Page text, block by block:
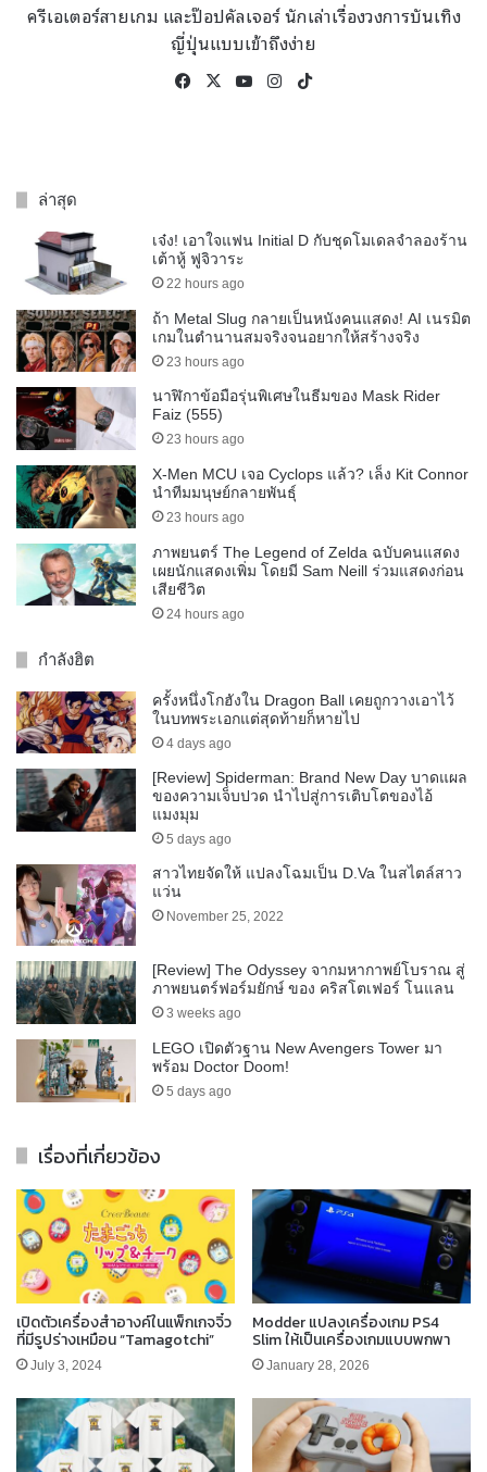
ครีเอเตอร์สายเกม และป๊อปคัลเจอร์ นักเล่าเรื่องวงการบันเทิง
ญี่ปุ่นแบบเข้าถึงง่าย
Facebook
X YouTubeInstagram
ล่าสุด
เจ๋ง! เอาใจแฟน Initial D กับชุดโมเดลจำลองร้าน
เต้าหู้ ฟูจิวาระ
22 hours ago
ถ้า Metal Slug กลายเป็นหนังคนแสดง! AI เนรมิต
เกมในตำนานสมจริงจนอยากให้สร้างจริง
23 hours ago
นาฬิกาข้อมือรุ่นพิเศษในธีมของ Mask Rider
Faiz (555)
23 hours ago
X-Men MCU เจอ Cyclops แล้ว? เล็ง Kit Connor
นำทีมมนุษย์กลายพันธุ์
23 hours ago
ภาพยนตร์ The Legend of Zelda ฉบับคนแสดง
เผยนักแสดงเพิ่ม โดยมี Sam Neill ร่วมแสดงก่อน
เสียชีวิต
24 hours ago
กำลังฮิต
ครั้งหนึ่งโกฮังใน Dragon Ball เคยถูกวางเอาไว้
ในบทพระเอกแต่สุดท้ายก็หายไป
4 days ago
[Review] Spiderman: Brand New Day บาดแผล
ของความเจ็บปวด นำไปสู่การเติบโตของไอ้
แมงมุม
5 days ago
สาวไทยจัดให้ แปลงโฉมเป็น D.Va ในสไตล์สาว
แว่น
November 25, 2022
[Review] The Odyssey จากมหากาพย์โบราณ สู่
ภาพยนตร์ฟอร์มยักษ์ ของ คริสโตเฟอร์ โนแลน
3 weeks ago
LEGO เปิดตัวฐาน New Avengers Tower มา
พร้อม Doctor Doom!
5 days ago
เรื่องที่เกี่ยวข้อง
เปิดตัวเครื่องสำอางค์ในแพ็กเกจจิ๋ว
ที่มีรูปร่างเหมือน “Tamagotchi”
July 3, 2024
Modder แปลงเครื่องเกม PS4
Slim ให้เป็นเครื่องเกมแบบพกพา
January 28, 2026